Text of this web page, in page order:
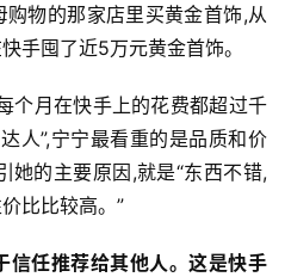
物的那家店里买黄金首饰,从
手囤了近5万元黄金首饰。
个月在快手上的花费都超过千
人”,宁宁最看重的是品质和价
她的主要原因,就是“东西不错,
比比较高。”
信任推荐给其他人。这是快手